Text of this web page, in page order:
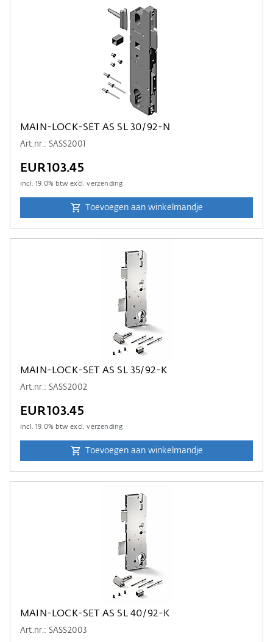
MAIN-LOCK-SET AS SL 30/92-N
Art.nr.: SASS2001
EUR103.45
incl.19.0% btw excl.verzending
Toevoegen aan winkelmandje
MAIN-LOCK-SET AS SL 35/92-K
Art.nr.: SASS2002
EUR103.45
incl.19.0% btw excl.verzending
Toevoegen aan winkelmandje
MAIN-LOCK-SET AS SL 40/92-K
Art.nr.: SASS2003